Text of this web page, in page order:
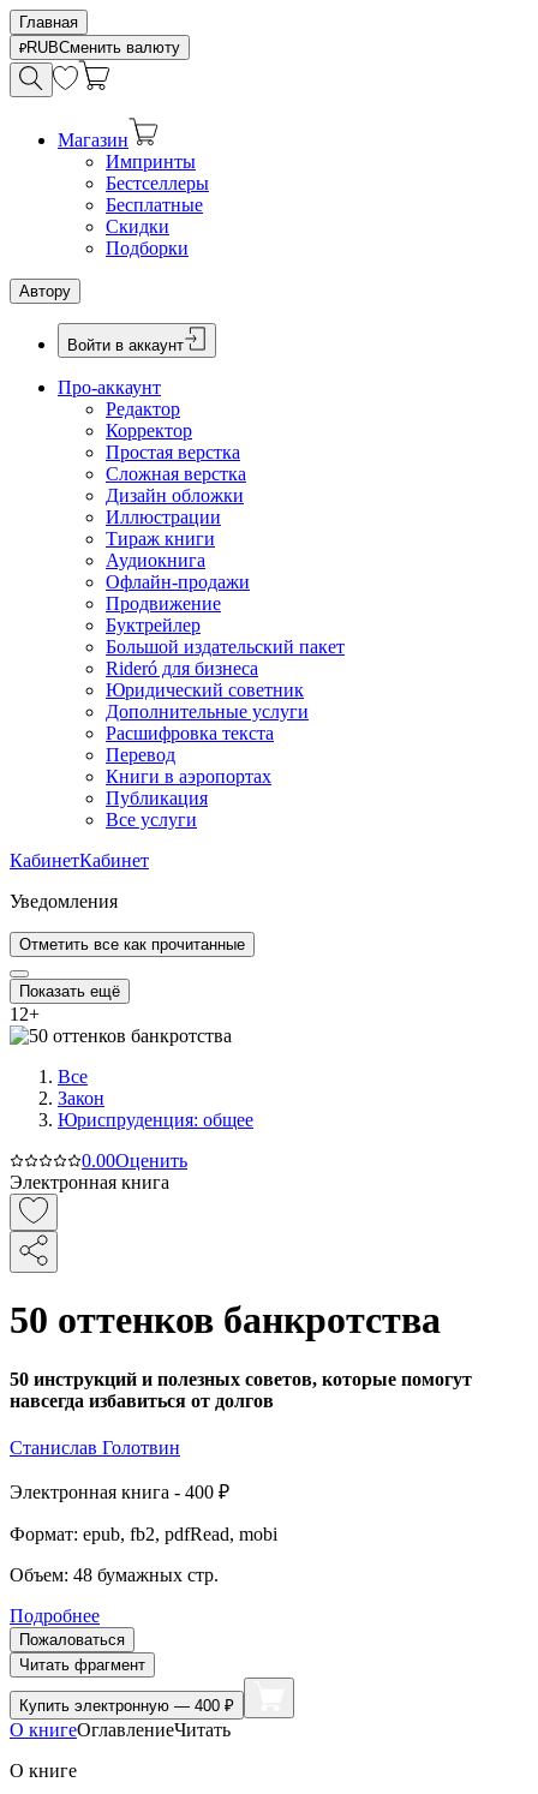
Главная
RUBСменить валюту
Магазин
Импринты
Бестселлеры
Бесплатные
Скидки
Подборки
Автору
Войти в аккаунт
Про-аккаунт
Редактор
Корректор
Простая верстка
Сложная верстка
Дизайн обложки
Иллюстрации
Тираж книги
Аудиокнига
Офлайн-продажи
Продвижение
Буктрейлер
Большой издательский пакет
Rideró для бизнеса
Юридический советник
Дополнительные услуги
Расшифровка текста
Перевод
Книги в аэропортах
Публикация
Все услуги
КабинетКабинет
Уведомления
Отметить все как прочитанные
Показать ещё
12+
Все
Закон
Юриспруденция: общее
0.00Оценить
Электронная книга
50 оттенков банкротства
50 инструкций и полезных советов, которые помогут
навсегда избавиться от долгов
Станислав Голотвин
Электронная книга - 400 ₽
Формат: epub, fb2, pdfRead, mobi
Объем: 48 бумажных стр.
Подробнее
Пожаловаться
Читать фрагмент
Купить электронную — 400 ₽
О книгеОглавлениеЧитать
О книге